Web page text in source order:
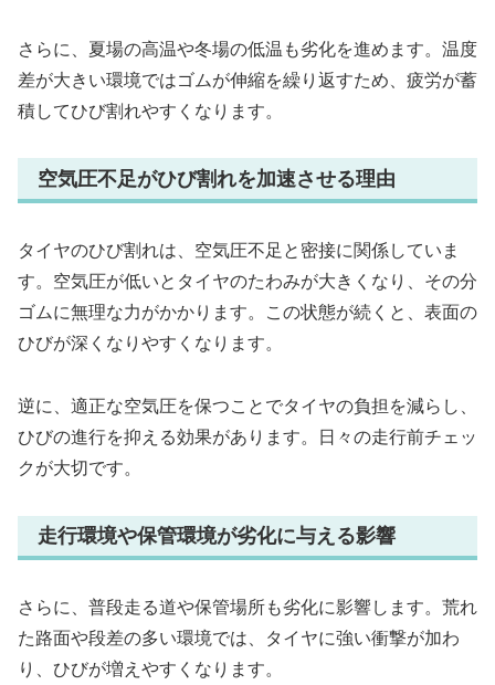
さらに、夏場の高温や冬場の低温も劣化を進めます。温度
差が大きい環境ではゴムが伸縮を繰り返すため、疲労が蓄
積してひび割れやすくなります。
空気圧不足がひび割れを加速させる理由
タイヤのひび割れは、空気圧不足と密接に関係していま
す。空気圧が低いとタイヤのたわみが大きくなり、その分
ゴムに無理な力がかかります。この状態が続くと、表面の
ひびが深くなりやすくなります。
逆に、適正な空気圧を保つことでタイヤの負担を減らし、
ひびの進行を抑える効果があります。日々の走行前チェッ
クが大切です。
走行環境や保管環境が劣化に与える影響
さらに、普段走る道や保管場所も劣化に影響します。荒れ
た路面や段差の多い環境では、タイヤに強い衝撃が加わ
り、ひびが増えやすくなります。